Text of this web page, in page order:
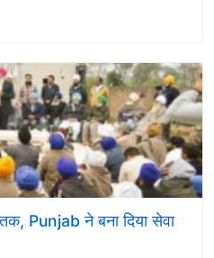
Punjab ने बना दिया सेवा